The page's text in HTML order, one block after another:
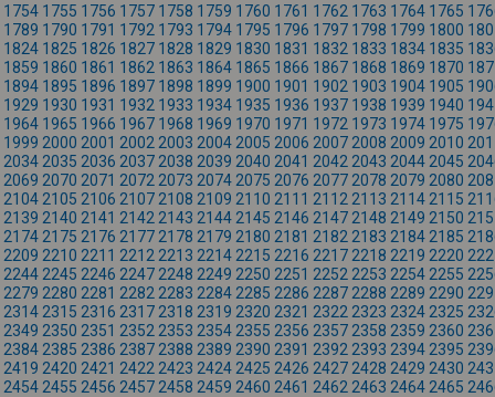
1754 1755 1756 1757 1758 1759 1760 1761 1762 1763 1764 1765
1789 1790 1791 1792 1793 1794 1795 1796 1797 1798 1799 1800
1824 1825 1826 1827 1828 1829 1830 1831 1832 1833 1834 1835
1859 1860 1861 1862 1863 1864 1865 1866 1867 1868 1869 1870
1894 1895 1896 1897 1898 1899 1900 1901 1902 1903 1904 1905
1929 1930 1931 1932 1933 1934 1935 1936 1937 1938 1939 1940
1964 1965 1966 1967 1968 1969 1970 1971 1972 1973 1974 1975
1999 2000 2001 2002 2003 2004 2005 2006 2007 2008 2009 2010
2034 2035 2036 2037 2038 2039 2040 2041 2042 2043 2044 2045
2069 2070 2071 2072 2073 2074 2075 2076 2077 2078 2079 2080
2104 2105 2106 2107 2108 2109 2110 2111 2112 2113 2114 2115
2139 2140 2141 2142 2143 2144 2145 2146 2147 2148 2149 2150
2174 2175 2176 2177 2178 2179 2180 2181 2182 2183 2184 2185
2209 2210 2211 2212 2213 2214 2215 2216 2217 2218 2219 2220
2244 2245 2246 2247 2248 2249 2250 2251 2252 2253 2254 2255
2279 2280 2281 2282 2283 2284 2285 2286 2287 2288 2289 2290
2314 2315 2316 2317 2318 2319 2320 2321 2322 2323 2324 2325
2349 2350 2351 2352 2353 2354 2355 2356 2357 2358 2359 2360
2384 2385 2386 2387 2388 2389 2390 2391 2392 2393 2394 2395
2419 2420 2421 2422 2423 2424 2425 2426 2427 2428 2429 2430
2454 2455 2456 2457 2458 2459 2460 2461 2462 2463 2464 2465